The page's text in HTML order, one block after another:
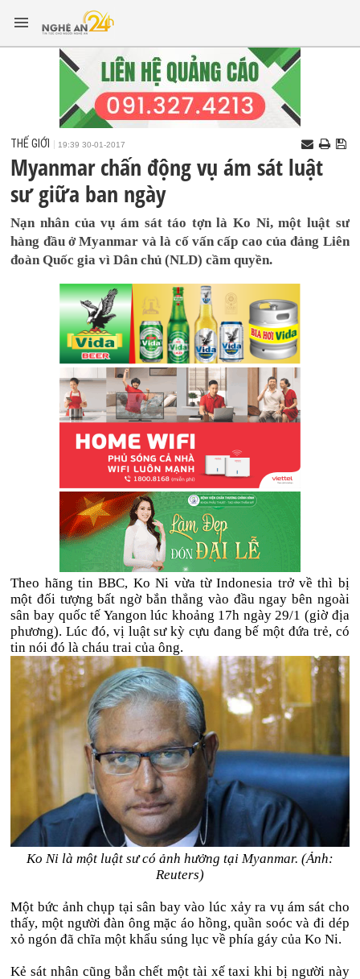
THẾ GIỚI 19:39 30-01-2017
Myanmar chấn động vụ ám sát luật
sư giữa ban ngày
Nạn nhân của vụ ám sát táo tợn là Ko Ni, một luật sư
hàng đầu ở Myanmar và là cố vấn cấp cao của đảng Liên
đoàn Quốc gia vì Dân chủ (NLD) cầm quyền.
Theo hãng tin BBC, Ko Ni vừa từ Indonesia trở về thì bị
một đối tượng bất ngờ bắn thẳng vào đầu ngay bên ngoài
sân bay quốc tế Yangon lúc khoảng 17h ngày 29/1 (giờ địa
phương). Lúc đó, vị luật sư kỳ cựu đang bế một đứa trẻ, có
tin nói đó là cháu trai của ông.
Ko Ni là một luật sư có ảnh hưởng tại Myanmar. (Ảnh:
Reuters)
Một bức ảnh chụp tại sân bay vào lúc xảy ra vụ ám sát cho
thấy, một người đàn ông mặc áo hồng, quần soóc và đi dép
xỏ ngón đã chĩa một khẩu súng lục về phía gáy của Ko Ni.
Kẻ sát nhân cũng bắn chết một tài xế taxi khi bị người này